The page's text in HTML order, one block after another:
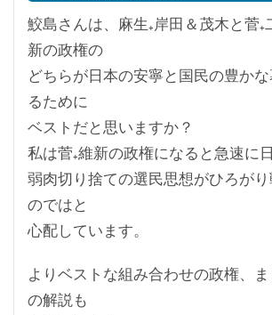
鮫島さんは、麻生₊岸田＆茂木と菅₊
新の政権の
どちらが日本の安寧と国民の豊か
るために
ベストだと思いますか？
私は菅₊維新の政権になると急速に
弱肉切り捨ての選民思想がひろが
のではと
心配しています。
よりベストな組み合わせの政権、
の解説も